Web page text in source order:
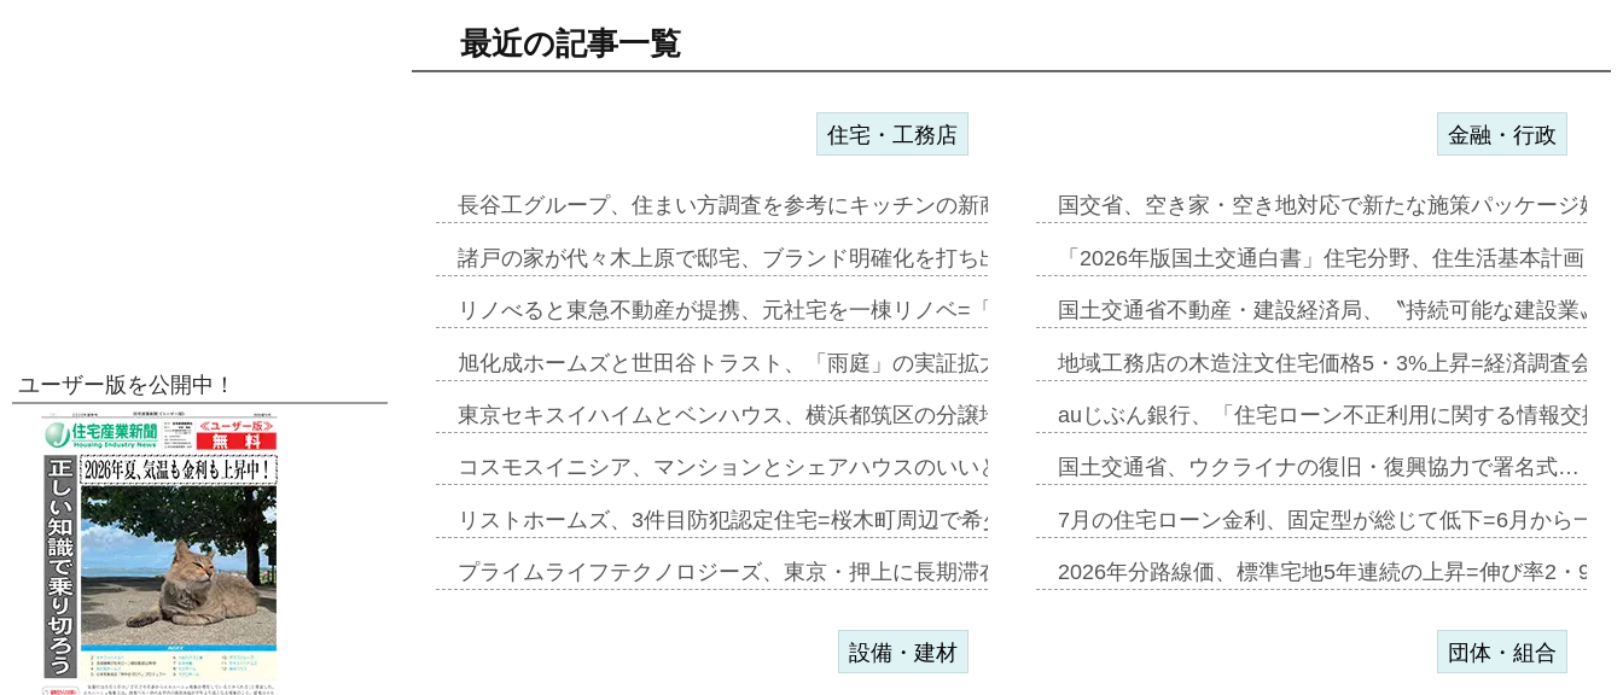
最近の記事一覧
住宅・工務店
長谷工グループ、住まい方調査を参考にキッチンの新商品=「ファミーレキ…
諸戸の家が代々木上原で邸宅、ブランド明確化を打ち出す=年内にも城南エ…
リノべると東急不動産が提携、元社宅を一棟リノベ=「職住遊」融合型の賃…
旭化成ホームズと世田谷トラスト、「雨庭」の実証拡大へ=ガーデンカフェ…
東京セキスイハイムとベンハウス、横浜都筑区の分譲地開発で初協業=お互…
コスモスイニシア、マンションとシェアハウスのいいとこどりのコリビング…
リストホームズ、3件目防犯認定住宅=桜木町周辺で希少価値のある2階建…
プライムライフテクノロジーズ、東京・押上に長期滞在型ホテル第1弾が開…
金融・行政
国交省、空き家・空き地対応で新たな施策パッケージ始
「2026年版国土交通白書」住宅分野、住生活基本計画
国土交通省不動産・建設経済局、〝持続可能な建設業〟
地域工務店の木造注文住宅価格5・3%上昇=経済調査会
auじぶん銀行、「住宅ローン不正利用に関する情報交換
国土交通省、ウクライナの復旧・復興協力で署名式…
7月の住宅ローン金利、固定型が総じて低下=6月から一
2026年分路線価、標準宅地5年連続の上昇=伸び率2・
設備・建材 団体・組合
ユーザー版を公開中！